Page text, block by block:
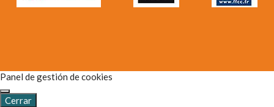
Panel de gestión de cookies
Cerrar